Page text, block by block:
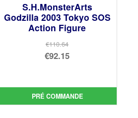
S.H.MonsterArts
Godzilla 2003 Tokyo SOS
Action Figure
€110.64
Le
était :
€110.64.
€92.15
actuel
est :
PRÉ COMMANDE